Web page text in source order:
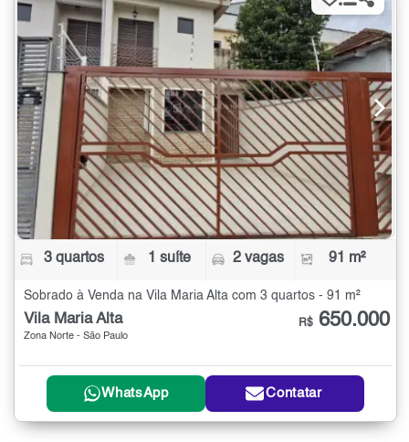
3 quartos 1 suíte 2 vagas 91 m²
Sobrado à Venda na Vila Maria Alta com 3 quartos - 91 m²
Vila Maria Alta
Zona Norte - São Paulo
R$ 650.000
WhatsApp Contatar